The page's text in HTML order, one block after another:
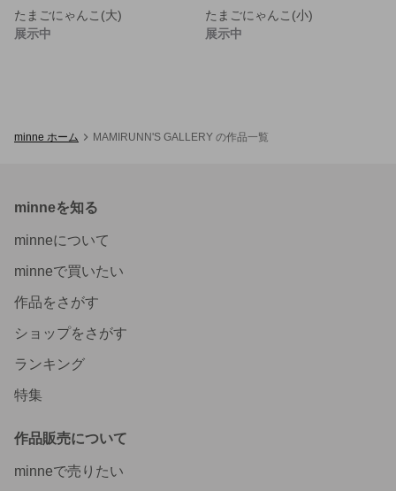
たまごにゃんこ(大)
展示中
たまごにゃんこ(小)
展示中
minne ホーム MAMIRUNN'S GALLERY の作品一覧
minneを知る
minneについて
minneで買いたい
作品をさがす
ショップをさがす
ランキング
特集
作品販売について
minneで売りたい